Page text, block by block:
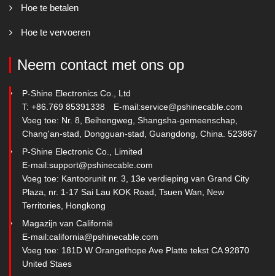
Hoe te betalen
Hoe te vervoeren
Neem contact met ons op
P-Shine Electronics Co., Ltd
T: +86.769 85391338
E-mail:service@pshinecable.com
Voeg toe: Nr. 8, Beihengweg, Shangsha-gemeenschap,
Chang'an-stad, Dongguan-stad, Guangdong, China. 523867
P-Shine Electronic Co., Limited
E-mail:support@pshinecable.com
Voeg toe: Kantoorunit nr. 3, 13e verdieping van Grand City
Plaza, nr. 1-17 Sai Lau KOK Road, Tsuen Wan, New
Territories, Hongkong
Magazijn van Californië
E-mail:california@pshinecable.com
Voeg toe: 181D W Orangethope Ave Platte tekst CA 92870
United Staes